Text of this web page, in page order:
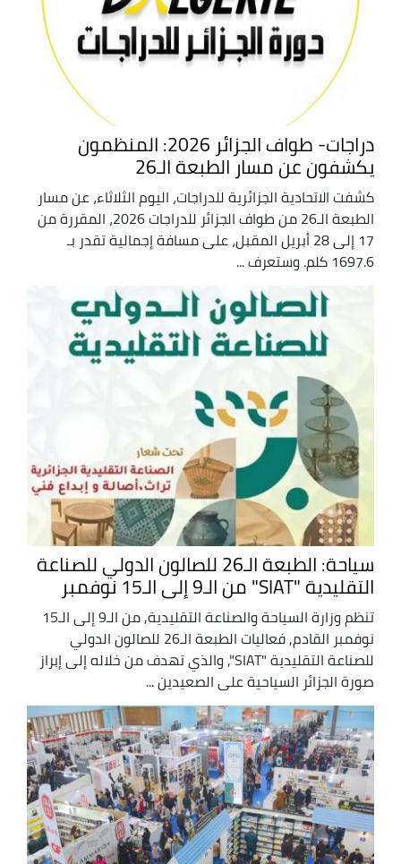
دراجات- طواف الجزائر 2026: المنظمون
يكشفون عن مسار الطبعة الـ26
كشفت الاتحادية الجزائرية للدراجات، اليوم الثلاثاء، عن مسار
الطبعة الـ26 من طواف الجزائر للدراجات 2026، المقررة من
17 إلى 28 أبريل المقبل، على مسافة إجمالية تقدر بـ
1697.6 كلم. وستعرف ...
سياحة: الطبعة الـ26 للصالون الدولي للصناعة
التقليدية "SIAT" من الـ9 إلى الـ15 نوفمبر
تنظم وزارة السياحة والصناعة التقليدية, من الـ9 إلى الـ15
نوفمبر القادم, فعاليات الطبعة الـ26 للصالون الدولي
للصناعة التقليدية "SIAT", والذي تهدف من خلاله إلى إبراز
صورة الجزائر السياحية على الصعيدين ...